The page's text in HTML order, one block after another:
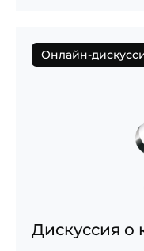
Онлайн-
Дискуссия о